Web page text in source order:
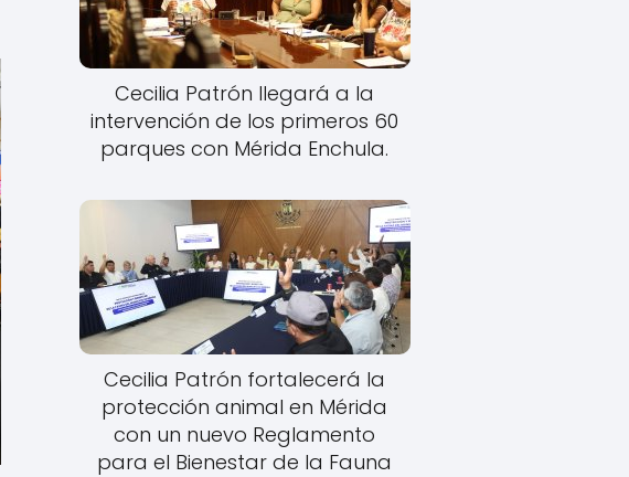
Cecilia Patrón llegará a la
intervención de los primeros 60
parques con Mérida Enchula.
Cecilia Patrón fortalecerá la
protección animal en Mérida
con un nuevo Reglamento
para el Bienestar de la Fauna